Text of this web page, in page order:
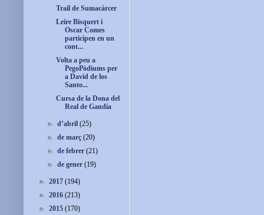
Trail de Sumacàrcer
Leire Bisquert i
Oscar Comes
participen en un
cont...
Volta a peu a
PegoPòdiums per
a David de los
Santo...
Cursa de la Dona del
Real de Gandía
►d’abril(25)
►de març(20)
►de febrer(21)
►de gener(19)
► 2017 (194)
► 2016 (213)
► 2015 (170)